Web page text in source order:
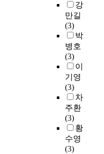
강
만길
(3)
박
병호
(3)
이
기영
(3)
차
주환
(3)
황
수영
(3)